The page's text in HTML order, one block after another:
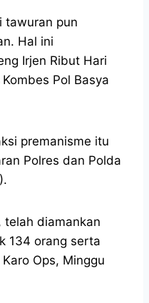
tawuran pun
Hal ini
Irjen Ribut Hari
Pol Basya
premanisme itu
Polres dan Polda
telah diamankan
134 orang serta
Ops, Minggu